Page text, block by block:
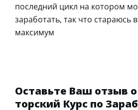
последний цикл на котором
заработать, так что стараюсь
максимум
Оставьте Ваш отзыв
торский Курс по